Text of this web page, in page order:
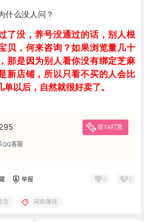
什么没人问？
了没，养号没通过的话，别人根
贝，何来咨询？如果浏览量几十
那是因为别人看你没有绑定芝麻
新店铺，所以只看不买的人会比
以后，自然就很好卖了。
给TA打赏
QQ客服
举报 0 0
货 闲鱼赚钱